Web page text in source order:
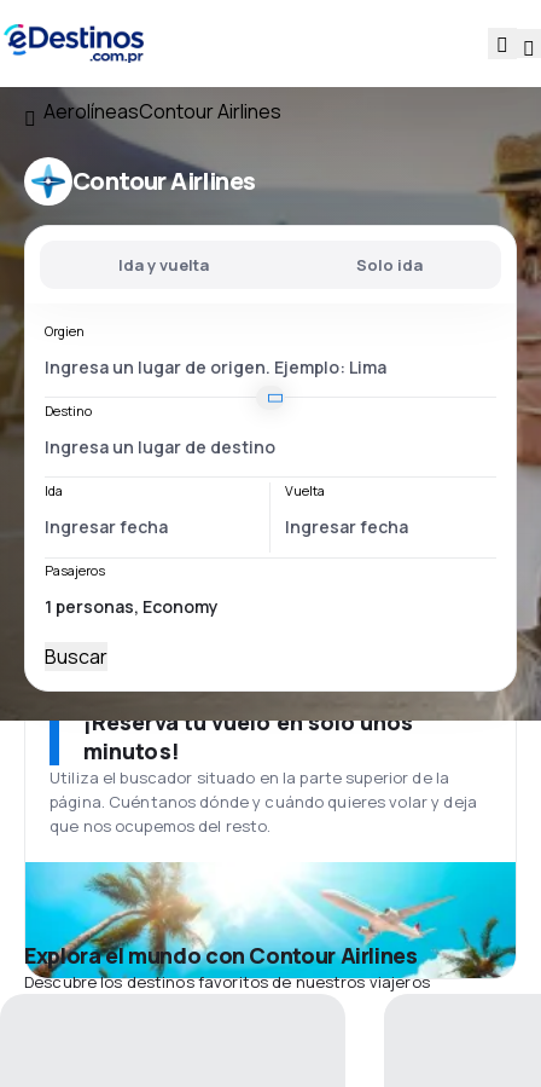
AerolíneasContour Airlines
Contour Airlines
Ida y vuelta Solo ida
Orgien
Destino
Ida Vuelta
Pasajeros
Buscar
¡Reserva tu vuelo en solo unos
minutos!
Utiliza el buscador situado en la parte superior de la
página. Cuéntanos dónde y cuándo quieres volar y deja
que nos ocupemos del resto.
Explora el mundo con Contour Airlines
Descubre los destinos favoritos de nuestros viajeros